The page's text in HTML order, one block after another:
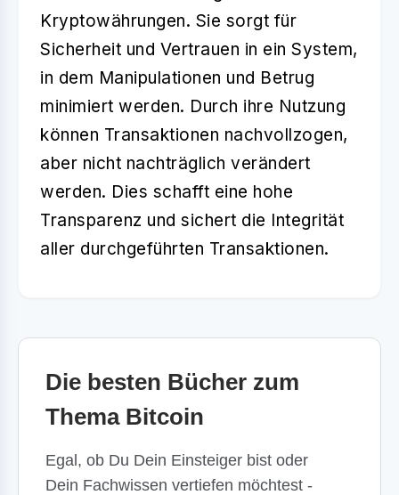
Kryptowährungen. Sie sorgt für
Sicherheit und Vertrauen in ein System,
in dem Manipulationen und Betrug
minimiert werden. Durch ihre Nutzung
können Transaktionen nachvollzogen,
aber nicht nachträglich verändert
werden. Dies schafft eine hohe
Transparenz und sichert die Integrität
aller durchgeführten Transaktionen.
Die besten Bücher zum
Thema Bitcoin
Egal, ob Du Dein Einsteiger bist oder
Dein Fachwissen vertiefen möchtest -